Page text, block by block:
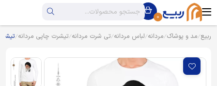
0
ربیع مد و پوشاک مردانه لباس مردانه تی شرت مردانه تیشرت چاپی مردانه